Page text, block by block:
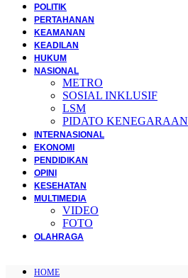
POLITIK
PERTAHANAN
KEAMANAN
KEADILAN
HUKUM
NASIONAL
METRO
SOSIAL INKLUSIF
LSM
PIDATO KENEGARAAN
INTERNASIONAL
EKONOMI
PENDIDIKAN
OPINI
KESEHATAN
MULTIMEDIA
VIDEO
FOTO
OLAHRAGA
HOME